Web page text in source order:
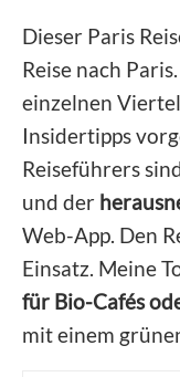
Dieser Paris
Reise nach
einzelnen
Insidertipps
Reiseführers
und der
Web-App. Den
Einsatz. Meine
für Bio-Cafés
mit einem